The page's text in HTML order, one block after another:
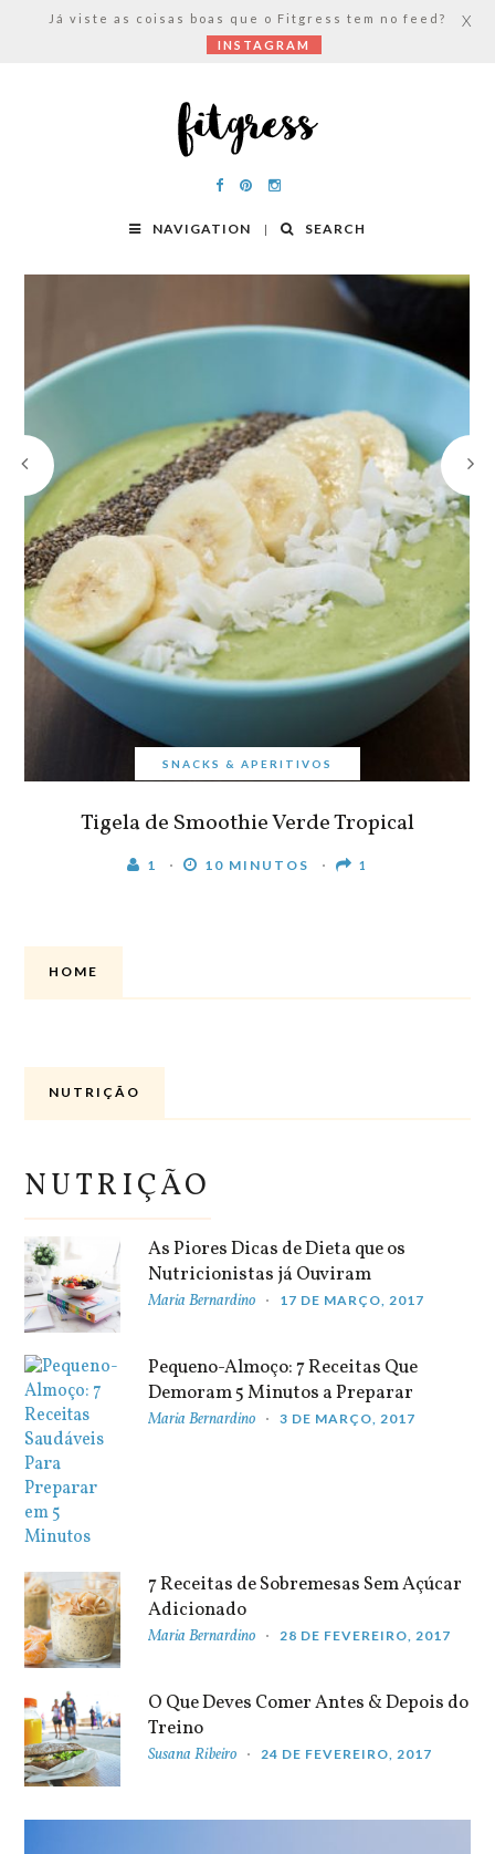
NAVIGATION SEARCH
SNACKS & APERITIVOS
Tigela de Smoothie Verde Tropical
1 10 MINUTOS 1
HOME
NUTRIÇÃO
NUTRIÇÃO
As Piores Dicas de Dieta que os
Nutricionistas já Ouviram
Maria Bernardino 17 DE MARÇO, 2017
Pequeno-Almoço: 7 Receitas Que
Demoram 5 Minutos a Preparar
Maria Bernardino 3 DE MARÇO, 2017
7 Receitas de Sobremesas Sem Açúcar
Adicionado
Maria Bernardino 28 DE FEVEREIRO, 2017
O Que Deves Comer Antes & Depois do
Treino
Susana Ribeiro 24 DE FEVEREIRO, 2017
Já viste as coisas boas que o Fitgress tem no feed?
INSTAGRAM
X